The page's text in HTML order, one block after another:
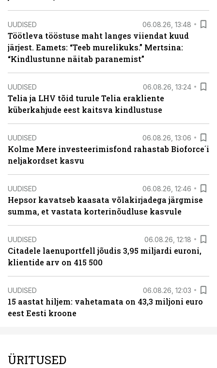
UUDISED 06.08.26, 13:48
Töötleva tööstuse maht langes viiendat kuud
järjest. Eamets: “Teeb murelikuks.” Mertsina:
“Kindlustunne näitab paranemist”
UUDISED 06.08.26, 13:24
Telia ja LHV tõid turule Telia erakliente
küberkahjude eest kaitsva kindlustuse
UUDISED 06.08.26, 13:06
Kolme Mere investeerimisfond rahastab Bioforce´i
neljakordset kasvu
UUDISED 06.08.26, 12:46
Hepsor kavatseb kaasata võlakirjadega järgmise
summa, et vastata korterinõudluse kasvule
UUDISED 06.08.26, 12:18
Citadele laenuportfell jõudis 3,95 miljardi euroni,
klientide arv on 415 500
UUDISED 06.08.26, 12:03
15 aastat hiljem: vahetamata on 43,3 miljoni euro
eest Eesti kroone
ÜRITUSED